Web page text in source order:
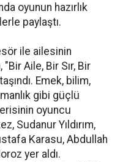
oyunun hazırlık
paylaştı.
ile ailesinin
Aile, Bir Sır, Bir
Emek, bilim,
gibi güçlü
oyuncu
Sudanur Yıldırım,
Karasu, Abdullah
yer aldı.